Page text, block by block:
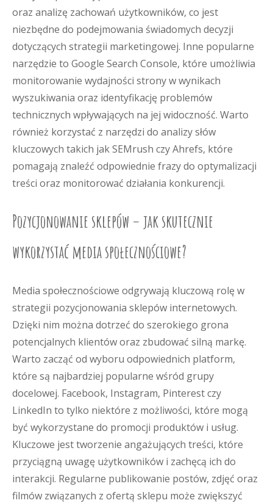
oraz analizę zachowań użytkowników, co jest
niezbędne do podejmowania świadomych decyzji
dotyczących strategii marketingowej. Inne popularne
narzędzie to Google Search Console, które umożliwia
monitorowanie wydajności strony w wynikach
wyszukiwania oraz identyfikację problemów
technicznych wpływających na jej widoczność. Warto
również korzystać z narzędzi do analizy słów
kluczowych takich jak SEMrush czy Ahrefs, które
pomagają znaleźć odpowiednie frazy do optymalizacji
treści oraz monitorować działania konkurencji.
Pozycjonowanie sklepów – jak skutecznie
wykorzystać media społecznościowe?
Media społecznościowe odgrywają kluczową rolę w
strategii pozycjonowania sklepów internetowych.
Dzięki nim można dotrzeć do szerokiego grona
potencjalnych klientów oraz zbudować silną markę.
Warto zacząć od wyboru odpowiednich platform,
które są najbardziej popularne wśród grupy
docelowej. Facebook, Instagram, Pinterest czy
LinkedIn to tylko niektóre z możliwości, które mogą
być wykorzystane do promocji produktów i usług.
Kluczowe jest tworzenie angażujących treści, które
przyciągną uwagę użytkowników i zachęcą ich do
interakcji. Regularne publikowanie postów, zdjęć oraz
filmów związanych z ofertą sklepu może zwiększyć